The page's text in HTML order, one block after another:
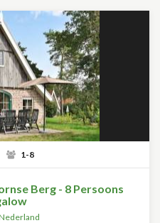
1-8
Berg - 8 Persoons